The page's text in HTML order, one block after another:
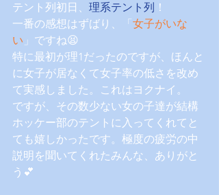
テント列初日、 理系テント列 ！
一番の感想はずばり、「女子がいな
い 」ですね😫
特に最初が理1だったのですが、ほんと
に女子が居なくて女子率の低さを改め
て実感しました。これはヨクナイ。
ですが、その数少ない女の子達が結構
ホッケー部のテントに入ってくれてと
ても嬉しかったです。極度の疲労の中
説明を聞いてくれたみんな、ありがと
う💕